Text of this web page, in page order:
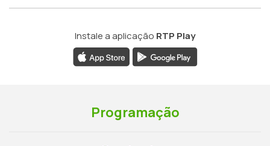
Instale a aplicação RTP Play
Programação